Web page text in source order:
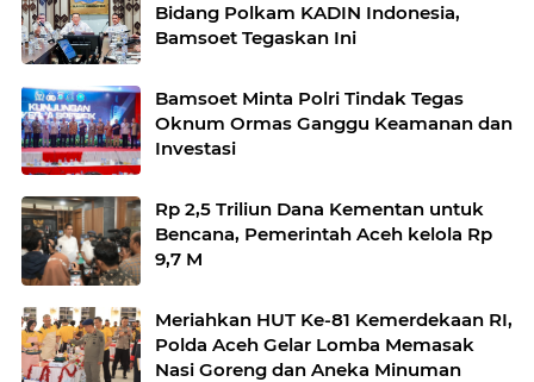
Bidang Polkam KADIN Indonesia,
Bamsoet Tegaskan Ini
Bamsoet Minta Polri Tindak Tegas
Oknum Ormas Ganggu Keamanan dan
Investasi
Rp 2,5 Triliun Dana Kementan untuk
Bencana, Pemerintah Aceh kelola Rp
9,7 M
Meriahkan HUT Ke-81 Kemerdekaan RI,
Polda Aceh Gelar Lomba Memasak
Nasi Goreng dan Aneka Minuman